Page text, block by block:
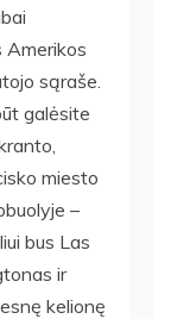
Amerikos
sąraše.
galėsite
miesto
–
bus Las
ir
kelionę